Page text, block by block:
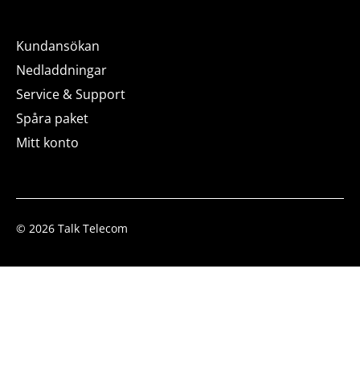
Kundansökan
Nedladdningar
Service & Support
Spåra paket
Mitt konto
© 2026 Talk Telecom